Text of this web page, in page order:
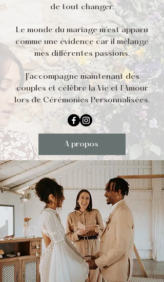
de tout changer.
Le monde du mariage m’est apparu
comme une évidence car il mélange
mes différentes passions.
J’accompagne maintenant des
couples et célèbre la Vie et l’Amour
lors de Cérémonies Personnalisées.
À propos